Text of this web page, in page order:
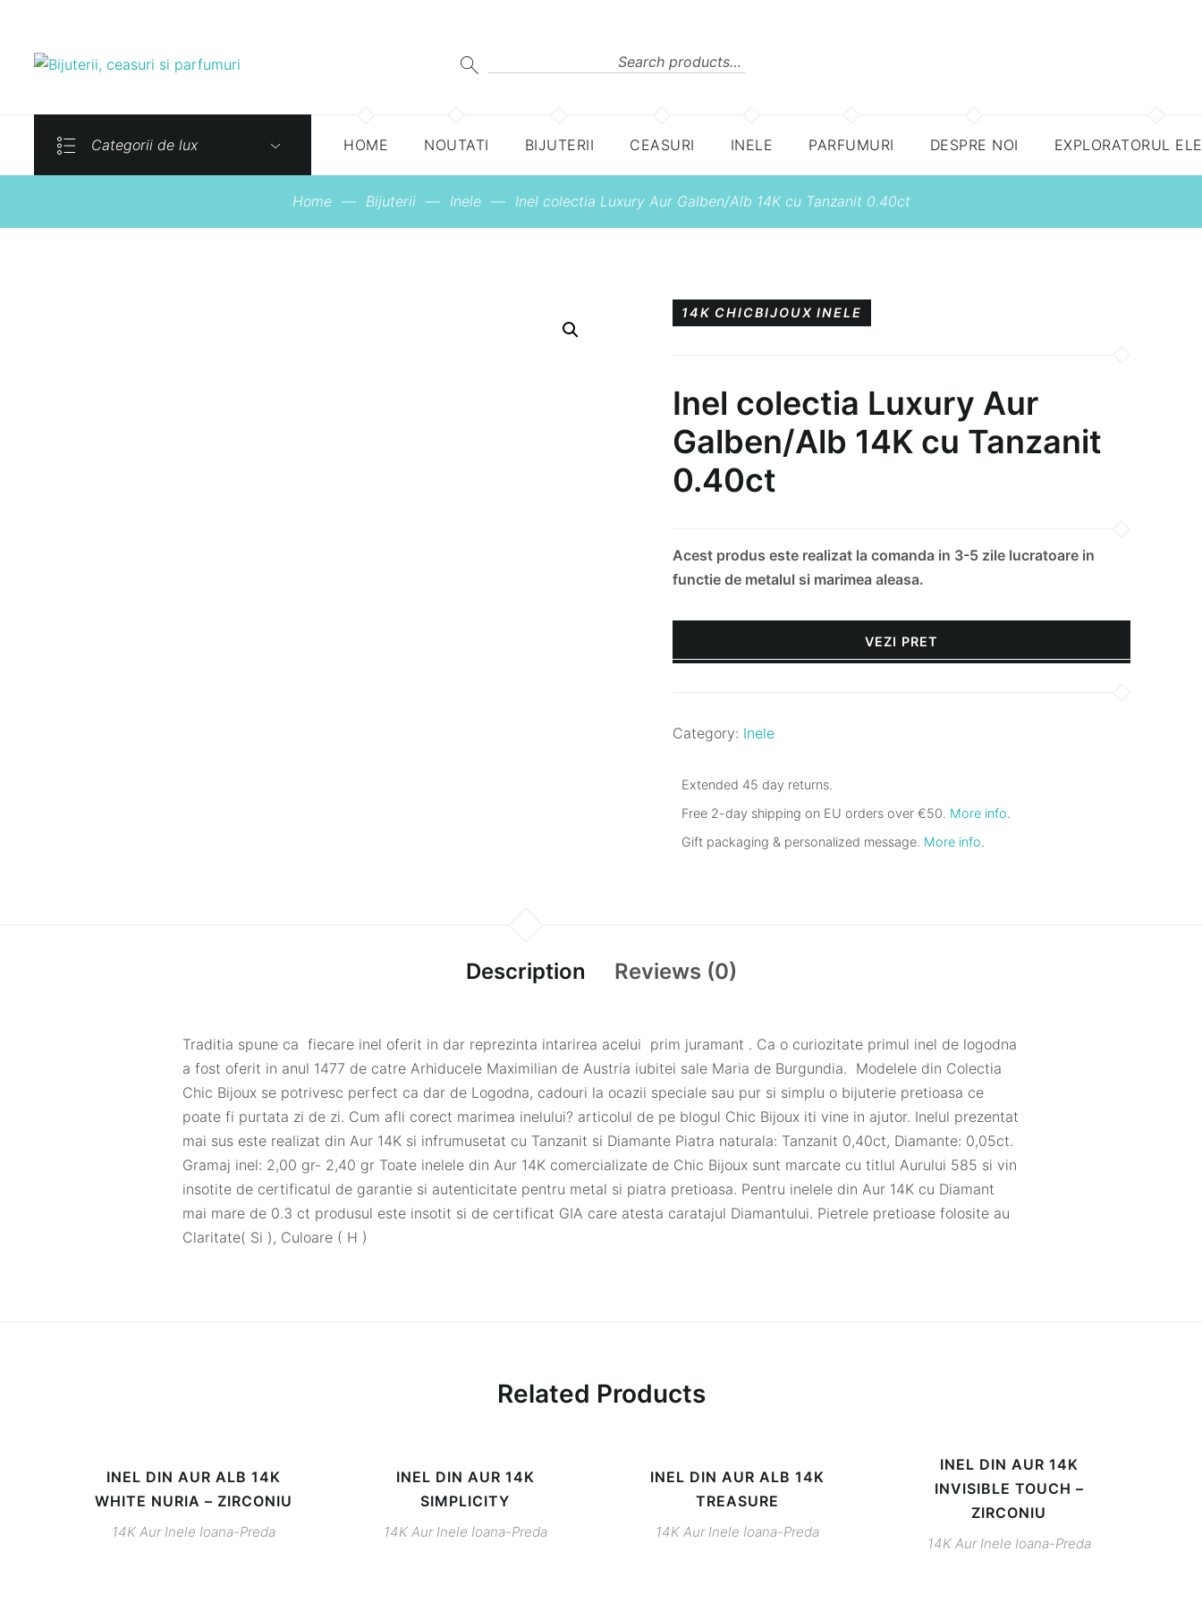
SEARCH
Categorii de lux HOME NOUTATI BIJUTERII CEASURI INELE PARFUMURI DESPRE NOI EXPLORATORUL
Home — Bijuterii — Inele — Inel colectia Luxury Aur Galben/Alb 14K cu Tanzanit 0.40ct
14K CHICBIJOUX INELE
Inel colectia Luxury Aur
Galben/Alb 14K cu Tanzanit
0.40ct
Acest produs este realizat la comanda in 3-5 zile lucratoare in
functie de metalul si marimea aleasa.
VEZI PRET
Category: Inele
Extended 45 day returns.
Free 2-day shipping on EU orders over €50. More info.
Gift packaging & personalized message. More info.
Description Reviews (0)
Traditia spune ca fiecare inel oferit in dar reprezinta intarirea acelui prim juramant . Ca o curiozitate primul inel de logodna
a fost oferit in anul 1477 de catre Arhiducele Maximilian de Austria iubitei sale Maria de Burgundia. Modelele din Colectia
Chic Bijoux se potrivesc perfect ca dar de Logodna, cadouri la ocazii speciale sau pur si simplu o bijuterie pretioasa ce
poate fi purtata zi de zi. Cum afli corect marimea inelului? articolul de pe blogul Chic Bijoux iti vine in ajutor. Inelul prezentat
mai sus este realizat din Aur 14K si infrumusetat cu Tanzanit si Diamante Piatra naturala: Tanzanit 0,40ct, Diamante: 0,05ct.
Gramaj inel: 2,00 gr- 2,40 gr Toate inelele din Aur 14K comercializate de Chic Bijoux sunt marcate cu titlul Aurului 585 si vin
insotite de certificatul de garantie si autenticitate pentru metal si piatra pretioasa. Pentru inelele din Aur 14K cu Diamant
mai mare de 0.3 ct produsul este insotit si de certificat GIA care atesta caratajul Diamantului. Pietrele pretioase folosite au
Claritate( Si ), Culoare ( H )
Related Products
INEL DIN AUR ALB 14K
WHITE NURIA – ZIRCONIU
14K Aur Inele Ioana-Preda
INEL DIN AUR 14K
SIMPLICITY
14K Aur Inele Ioana-Preda
INEL DIN AUR ALB 14K
TREASURE
14K Aur Inele Ioana-Preda
INEL DIN AUR 14K
INVISIBLE TOUCH –
ZIRCONIU
14K Aur Inele Ioana-Preda